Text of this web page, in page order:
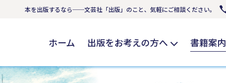
本を出版するなら──文芸社「出版」のこと、気軽にご相談ください。
ホーム 出版をお考えの方へ 書籍案内